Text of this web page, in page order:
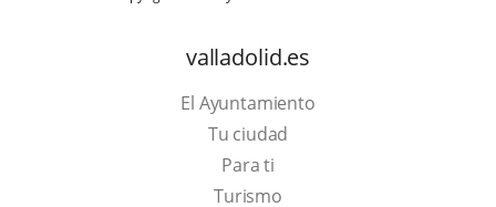
valladolid.es
El Ayuntamiento
Tu ciudad
Para ti
TurismoThis